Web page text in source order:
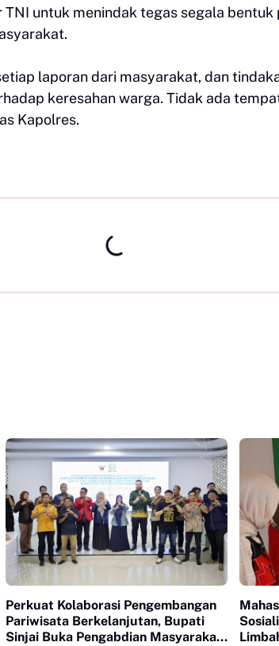
untuk menindak tegas segala bentuk
laporan dari masyarakat, dan
keresahan warga. Tidak ada
Kapolres.
Perkuat Kolaborasi Pengembangan
Pariwisata Berkelanjutan, Bupati
Sinjai Buka Pengabdian Masyarakat